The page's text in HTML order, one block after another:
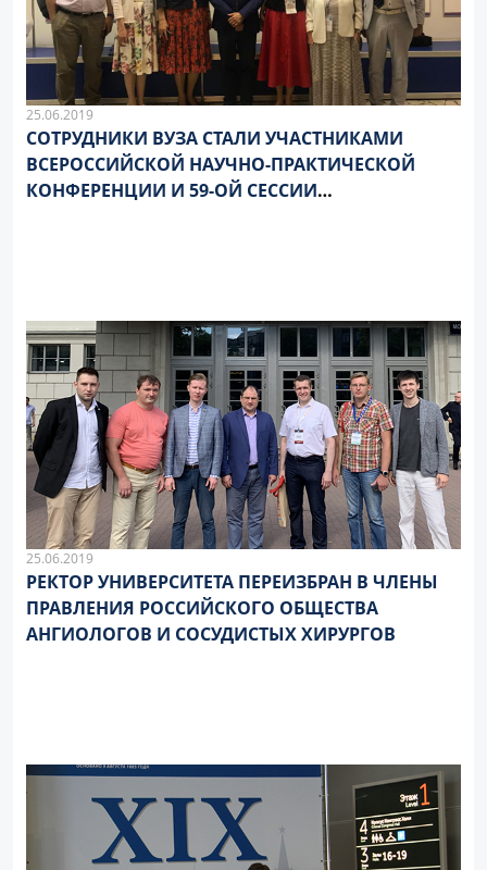
25.06.2019
СОТРУДНИКИ ВУЗА СТАЛИ УЧАСТНИКАМИ
ВСЕРОССИЙСКОЙ НАУЧНО-ПРАКТИЧЕСКОЙ
КОНФЕРЕНЦИИ И 59-ОЙ СЕССИИ
25.06.2019
РЕКТОР УНИВЕРСИТЕТА ПЕРЕИЗБРАН В ЧЛЕНЫ
ПРАВЛЕНИЯ РОССИЙСКОГО ОБЩЕСТВА
АНГИОЛОГОВ И СОСУДИСТЫХ ХИРУРГОВ